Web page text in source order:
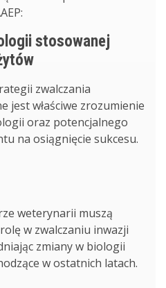
stosowanej
zwalczania
jest właściwe zrozumienie
oraz potencjalnego
na osiągnięcie sukcesu.
weterynarii muszą
w zwalczaniu inwazji
zmiany w biologii
w ostatnich latach.